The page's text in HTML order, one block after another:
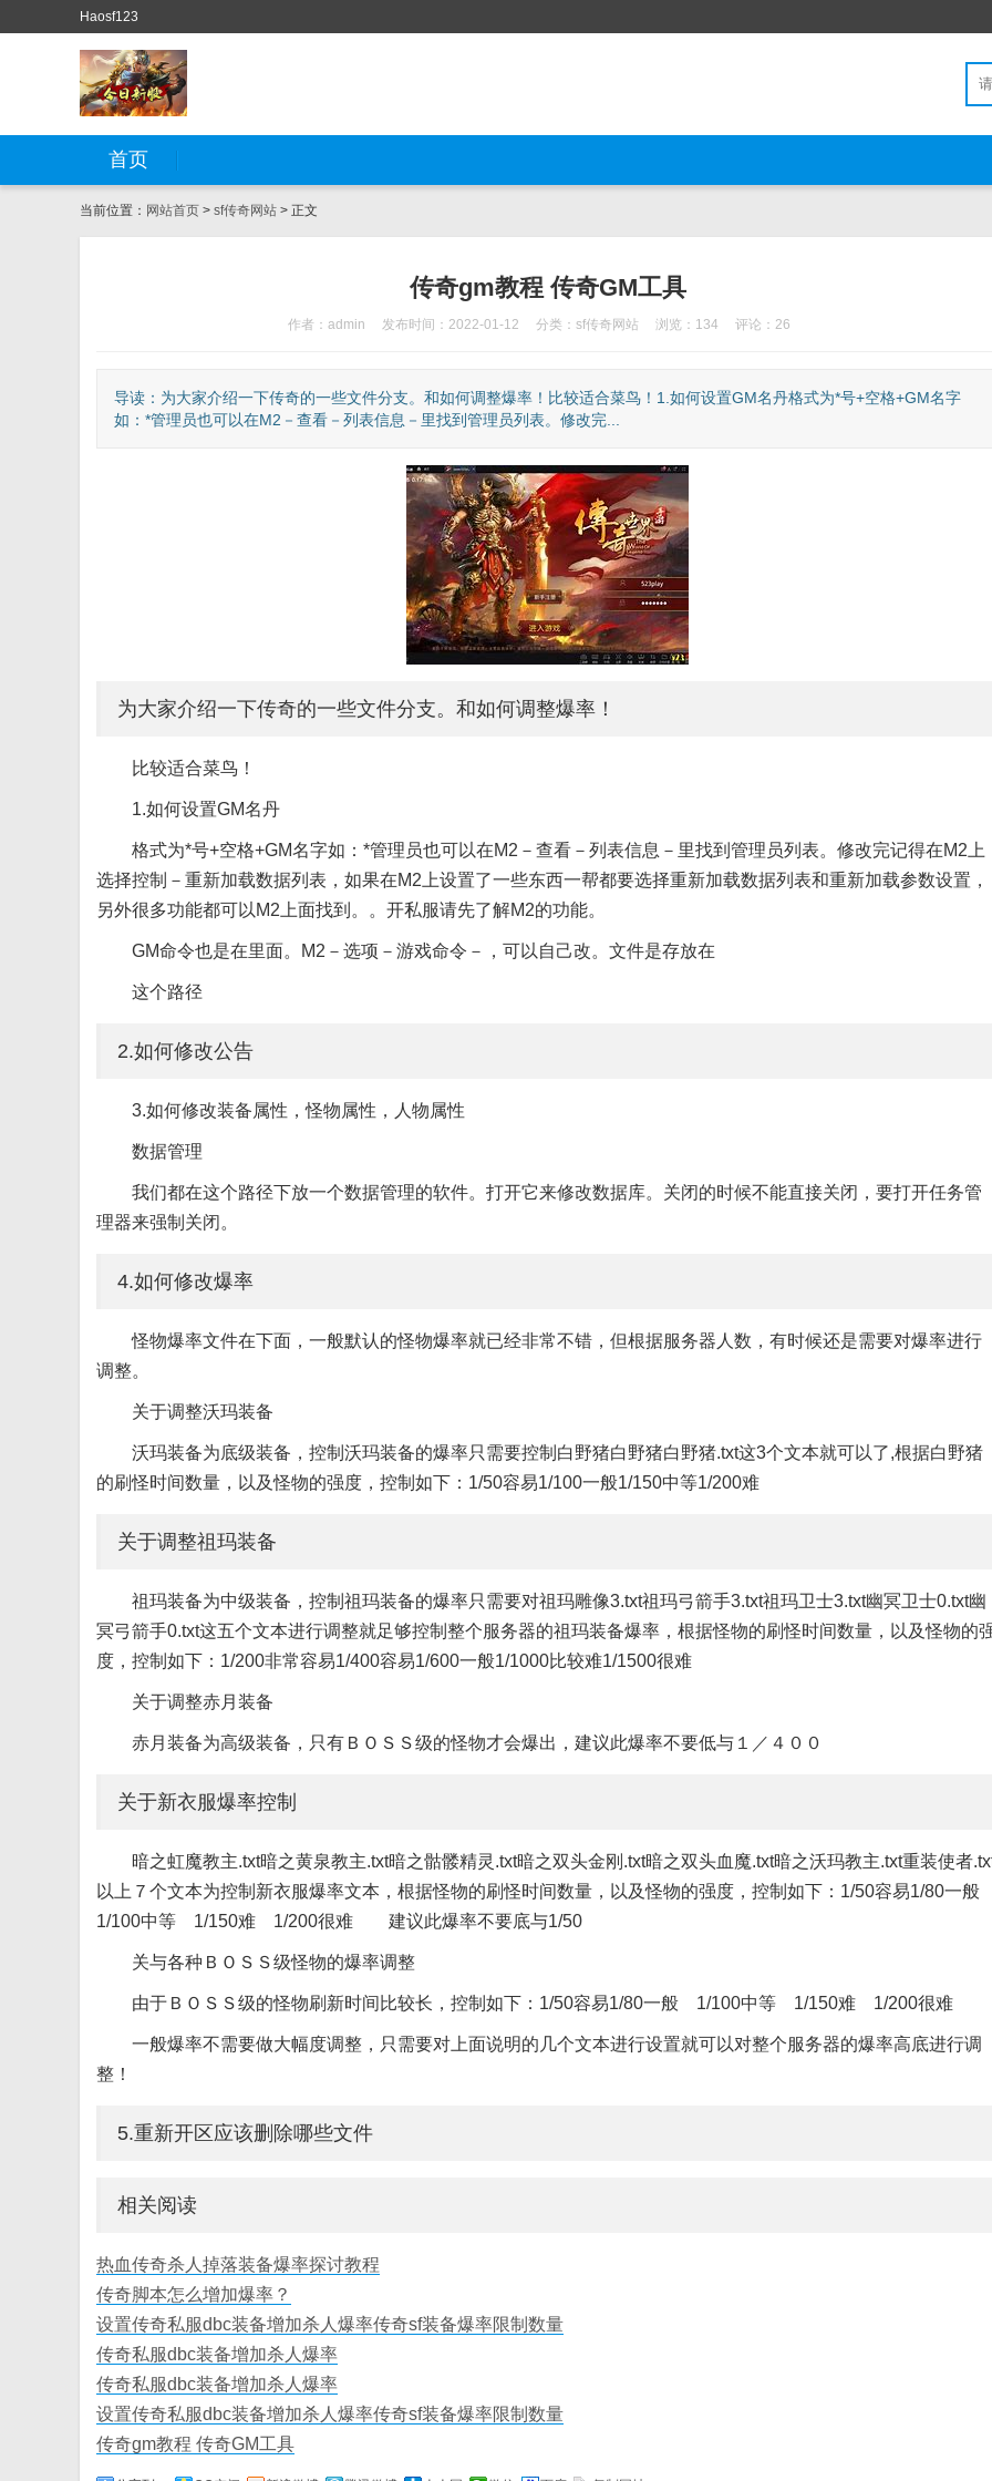
Haosf123
首页
当前位置： 网站首页 > sf传奇网站 > 正文
传奇gm教程 传奇GM工具
作者：admin 发布时间：2022-01-12 分类：sf传奇网站 浏览：134 评论：26
导读：为大家介绍一下传奇的一些文件分支。和如何调整爆率！比较适合菜鸟！1.如何设置GM名丹格式为*号+空格+GM名字
如：*管理员也可以在M2－查看－列表信息－里找到管理员列表。修改完...
为大家介绍一下传奇的一些文件分支。和如何调整爆率！
比较适合菜鸟！
1.如何设置GM名丹
格式为*号+空格+GM名字如：*管理员也可以在M2－查看－列表信息－里找到管理员列表。修改完记得在M2上
选择控制－重新加载数据列表，如果在M2上设置了一些东西一帮都要选择重新加载数据列表和重新加载参数设置，
另外很多功能都可以M2上面找到。。开私服请先了解M2的功能。
GM命令也是在里面。M2－选项－游戏命令－，可以自己改。文件是存放在
这个路径
2.如何修改公告
3.如何修改装备属性，怪物属性，人物属性
数据管理
我们都在这个路径下放一个数据管理的软件。打开它来修改数据库。关闭的时候不能直接关闭，要打开任务管
理器来强制关闭。
4.如何修改爆率
怪物爆率文件在下面，一般默认的怪物爆率就已经非常不错，但根据服务器人数，有时候还是需要对爆率进行
调整。
关于调整沃玛装备
沃玛装备为底级装备，控制沃玛装备的爆率只需要控制白野猪白野猪白野猪.txt这3个文本就可以了,根据白野猪
的刷怪时间数量，以及怪物的强度，控制如下：1/50容易1/100一般1/150中等1/200难
关于调整祖玛装备
祖玛装备为中级装备，控制祖玛装备的爆率只需要对祖玛雕像3.txt祖玛弓箭手3.txt祖玛卫士3.txt幽冥卫士0.txt幽
冥弓箭手0.txt这五个文本进行调整就足够控制整个服务器的祖玛装备爆率，根据怪物的刷怪时间数量，以及怪物的
度，控制如下：1/200非常容易1/400容易1/600一般1/1000比较难1/1500很难
关于调整赤月装备
赤月装备为高级装备，只有ＢＯＳＳ级的怪物才会爆出，建议此爆率不要低与１／４００
关于新衣服爆率控制
暗之虹魔教主.txt暗之黄泉教主.txt暗之骷髅精灵.txt暗之双头金刚.txt暗之双头血魔.txt暗之沃玛教主.txt重装使者
以上７个文本为控制新衣服爆率文本，根据怪物的刷怪时间数量，以及怪物的强度，控制如下：1/50容易1/80一般
1/100中等 1/150难 1/200很难 建议此爆率不要底与1/50
关与各种ＢＯＳＳ级怪物的爆率调整
由于ＢＯＳＳ级的怪物刷新时间比较长，控制如下：1/50容易1/80一般 1/100中等 1/150难 1/200很难
一般爆率不需要做大幅度调整，只需要对上面说明的几个文本进行设置就可以对整个服务器的爆率高底进行调
整！
5.重新开区应该删除哪些文件
相关阅读
热血传奇杀人掉落装备爆率探讨教程
传奇脚本怎么增加爆率？
设置传奇私服dbc装备增加杀人爆率传奇sf装备爆率限制数量
传奇私服dbc装备增加杀人爆率
传奇私服dbc装备增加杀人爆率
设置传奇私服dbc装备增加杀人爆率传奇sf装备爆率限制数量
传奇gm教程 传奇GM工具